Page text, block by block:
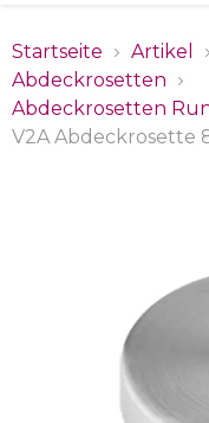
Startseite Artikel
Abdeckrosetten
Abdeckrosetten
V2A Abdeckrosette